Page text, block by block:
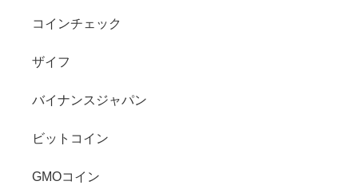
コインチェック
ザイフ
バイナンスジャパン
ビットコイン
GMOコイン